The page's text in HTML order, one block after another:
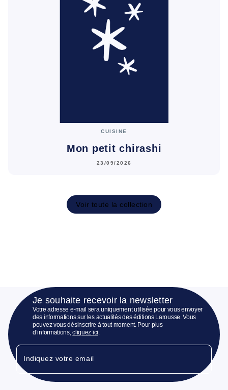
CUISINE
Mon petit chirashi
23/09/2026
Voir toute la collection
Je souhaite recevoir la newsletter
Votre adresse e-mail sera uniquement utilisée pour vous envoyer
des informations sur les actualités des éditions Larousse. Vous
pouvez vous désinscrire à tout moment. Pour plus
d’informations,cliquez ici
Indiquez votre email